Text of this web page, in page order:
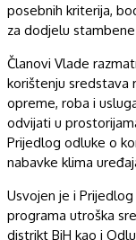
posebnih kriterija,
za dodjelu
Članovi Vlade
korištenju sredstava
opreme, roba i
odvijati u
Prijedlog odluke o
nabavke klima
Usvojen je i
programa utroška
distrikt BiH kao i